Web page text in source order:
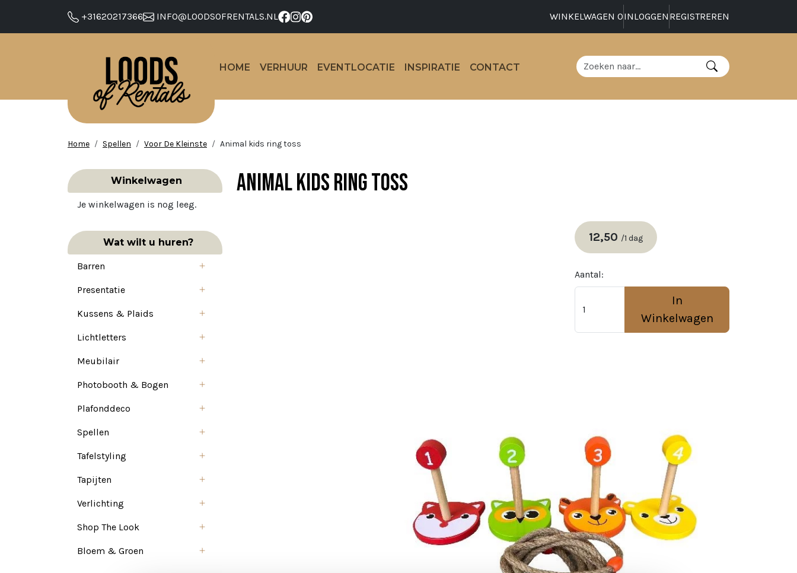
+31620217366 INFO@LOODSOFRENTALS.NL WINKELWAGEN 0INLOGGEN REGISTREREN
HOME VERHUUR EVENTLOCATIE INSPIRATIE CONTACT
Home Spellen Voor De Kleinste Animal kids ring toss
Winkelwagen
Je winkelwagen is nog leeg.
Wat wilt u huren?
Barren
Presentatie
Kussens & Plaids
Lichtletters
Meubilair
Photobooth & Bogen
Plafonddeco
Spellen
Tafelstyling
Tapijten
Verlichting
Shop The Look
Bloem & Groen
Animal kids ring toss
12,50 /1 dag
Aantal:
In
Winkelwagen